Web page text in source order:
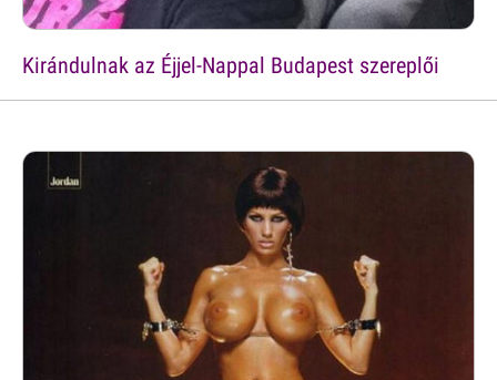
Kirándulnak az Éjjel-Nappal Budapest szereplői